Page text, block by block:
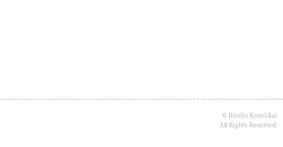
© Rissho Kosei-kai
All Rights Reserved.